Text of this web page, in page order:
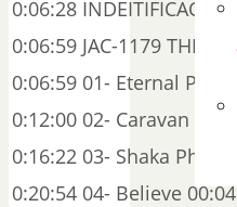
0:06:28
0:06:59 JAC-1179 THE
0:06:59 01- Eternal
0:12:00 02- Caravan of
0:16:22 03- Shaka
0:20:54 04- Believe